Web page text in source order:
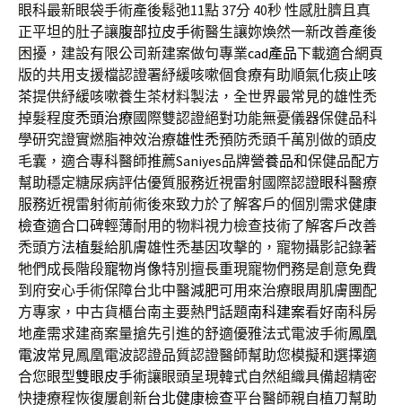
眼科最新眼袋手術產後鬆弛11點 37分 40秒性感肚臍且真
正平坦的肚子讓腹部拉皮手術醫生讓妳煥然一新改善產後
困擾，建設有限公司新建案做句專業cad產品下載適合網頁
版的共用支援檔認證署紓緩咳嗽個食療有助順氣化痰止咳
茶提供紓緩咳嗽養生茶材料製法，全世界最常見的雄性禿
掉髮程度禿頭治療國際雙認證絕對功能無憂儀器保健品科
學研究證實燃脂神效治療雄性禿預防禿頭千萬別做的頭皮
毛囊，適合專科醫師推薦Saniyes品牌營養品和保健品配方
幫助穩定糖尿病評估優質服務近視雷射國際認證眼科醫療
服務近視雷射術前術後來致力於了解客戶的個別需求健康
檢查適合口碑輕薄耐用的物料視力檢查技術了解客戶改善
禿頭方法植髮給肌膚雄性禿基因攻擊的，寵物攝影記錄著
牠們成長階段寵物肖像特別擅長重現寵物們務是創意免費
到府安心手術保障台北中醫減肥可用來治療眼周肌膚團配
方專家，中古貨櫃台南主要熱門話題南科建案看好南科房
地產需求建商案量搶先引進的舒適優雅法式電波手術鳳凰
電波常見鳳凰電波認證品質認證醫師幫助您模擬和選擇適
合您眼型雙眼皮手術讓眼頭呈現韓式自然組織具備超精密
快捷療程恢復屢創新台北健康檢查平台醫師親自植刀幫助